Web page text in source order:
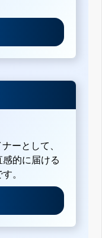
ーとして、
的に届ける
。